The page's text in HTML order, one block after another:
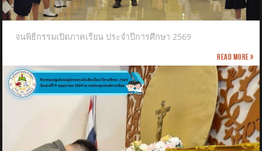
จนพิธีกรรมเปิดภาคเรียน ประจำปีการศึกษา 2569
Read more »